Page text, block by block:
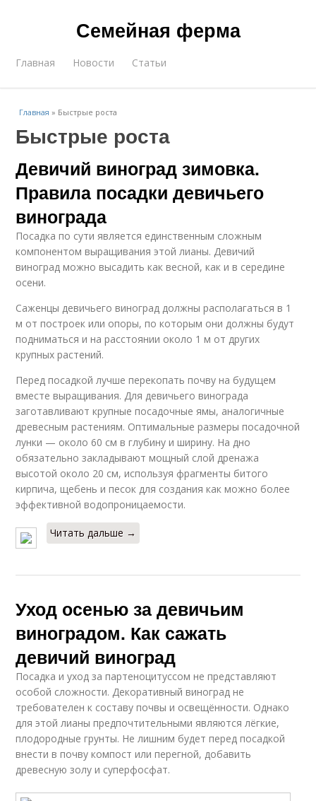
Семейная ферма
Главная Новости Статьи
Главная » Быстрые роста
Быстрые роста
Девичий виноград зимовка.
Правила посадки девичьего
винограда
Посадка по сути является единственным сложным
компонентом выращивания этой лианы. Девичий
виноград можно высадить как весной, как и в середине
осени.
Саженцы девичьего виноград должны располагаться в 1
м от построек или опоры, по которым они должны будут
подниматься и на расстоянии около 1 м от других
крупных растений.
Перед посадкой лучше перекопать почву на будущем
вместе выращивания. Для девичьего винограда
заготавливают крупные посадочные ямы, аналогичные
древесным растениям. Оптимальные размеры посадочной
лунки — около 60 см в глубину и ширину. На дно
обязательно закладывают мощный слой дренажа
высотой около 20 см, используя фрагменты битого
кирпича, щебень и песок для создания как можно более
эффективной водопроницаемости.
Читать дальше →
Уход осенью за девичьим
виноградом. Как сажать
девичий виноград
Посадка и уход за партеноцитуссом не представляют
особой сложности. Декоративный виноград не
требователен к составу почвы и освещённости. Однако
для этой лианы предпочтительными являются лёгкие,
плодородные грунты. Не лишним будет перед посадкой
внести в почву компост или перегной, добавить
древесную золу и суперфосфат.